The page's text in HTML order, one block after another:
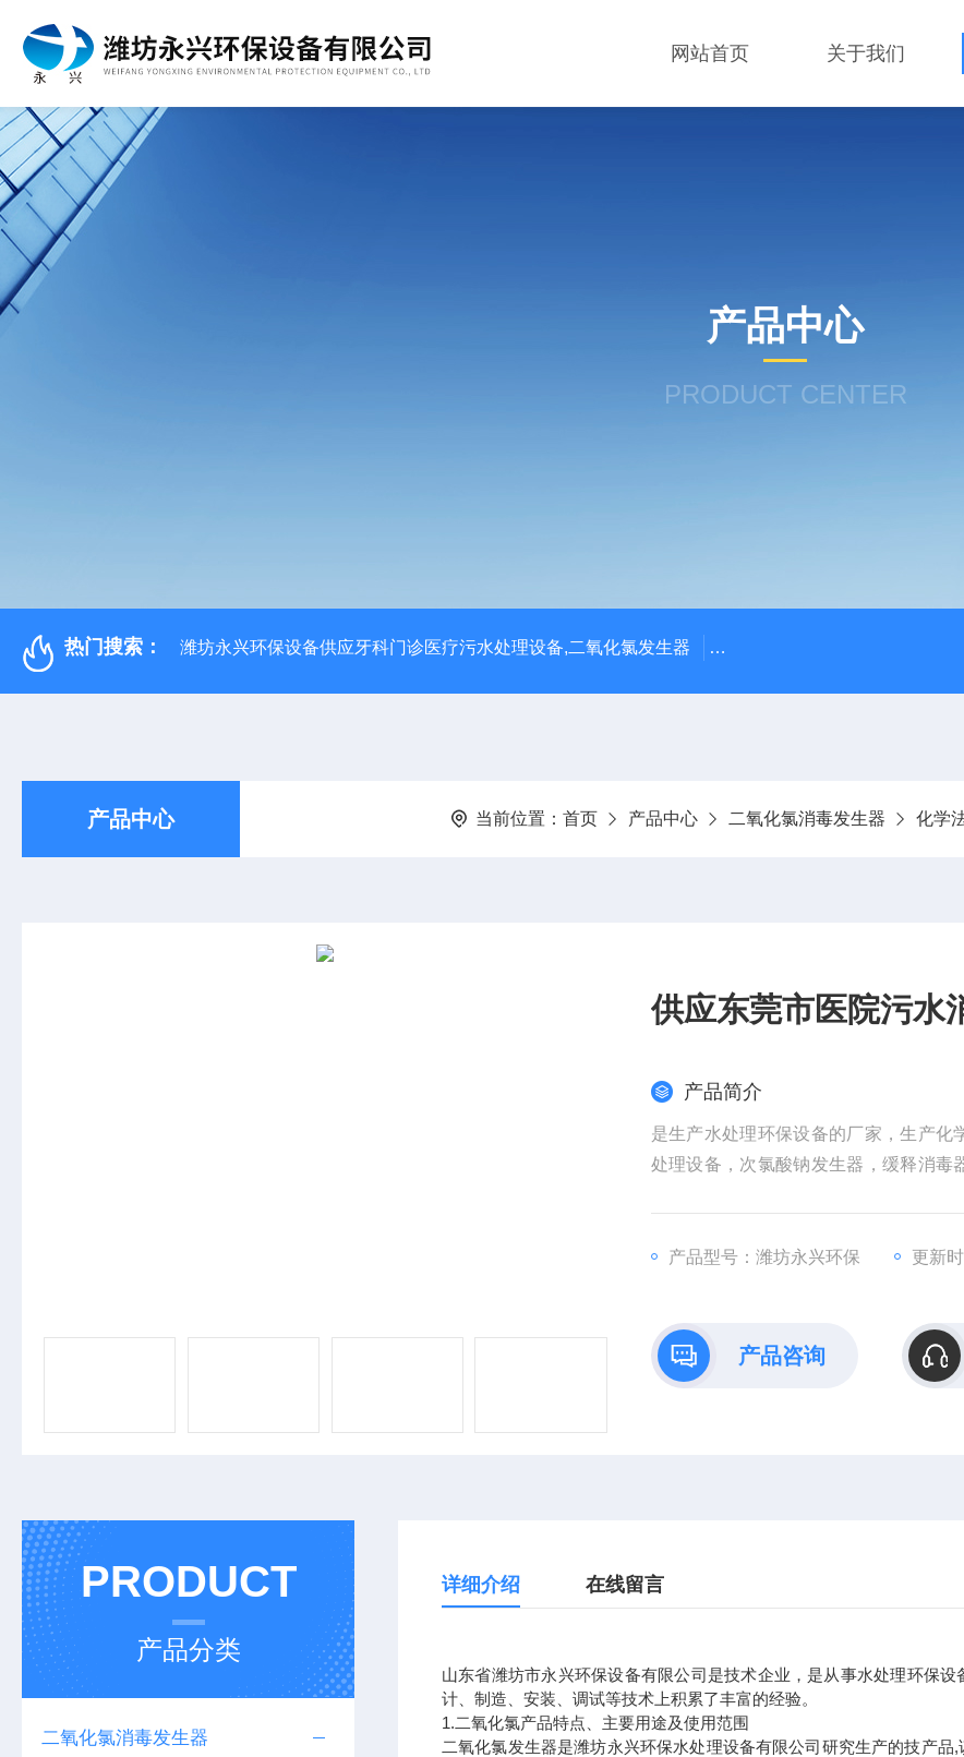
网站首页 关于我们
产品中心
PRODUCT CENTER
热门搜索： 潍坊永兴环保设备供应牙科门诊医疗污水处理设备,二氧化氯发生器 潍坊永兴环保设备公司供应四
产品中心 当前位置： 首页 产品中心 二氧化氯消毒发生器 化学
供应东莞市医院污水
产品简介
是生产水处理环保设备的厂家，生产
处理设备，次氯酸钠发生器，缓释消毒
产品型号：潍坊永兴环保 更新
产品咨询
PRODUCT
产品分类
二氧化氯消毒发生器
详细介绍 在线留言
山东省潍坊市永兴环保设备有限公司是技术企业，是从事水处理环保
计、制造、安装、调试等技术上积累了丰富的经验。
1.二氧化氯产品特点、主要用途及使用范围
二氧化氯发生器是潍坊永兴环保水处理设备有限公司研究生产的技产